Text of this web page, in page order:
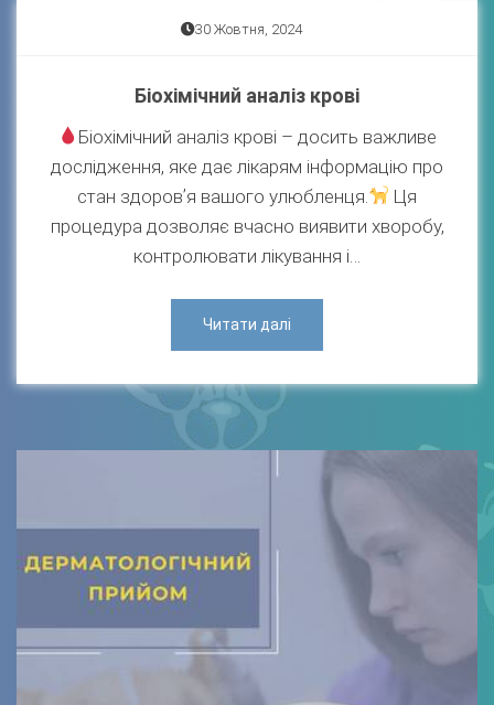
30 Жовтня, 2024
Біохімічний аналіз крові
Біохімічний аналіз крові – досить важливе
дослідження, яке дає лікарям інформацію про
стан здоровʼя вашого улюбленця.
Ця
процедура дозволяє вчасно виявити хворобу,
контролювати лікування і…
Читати далі